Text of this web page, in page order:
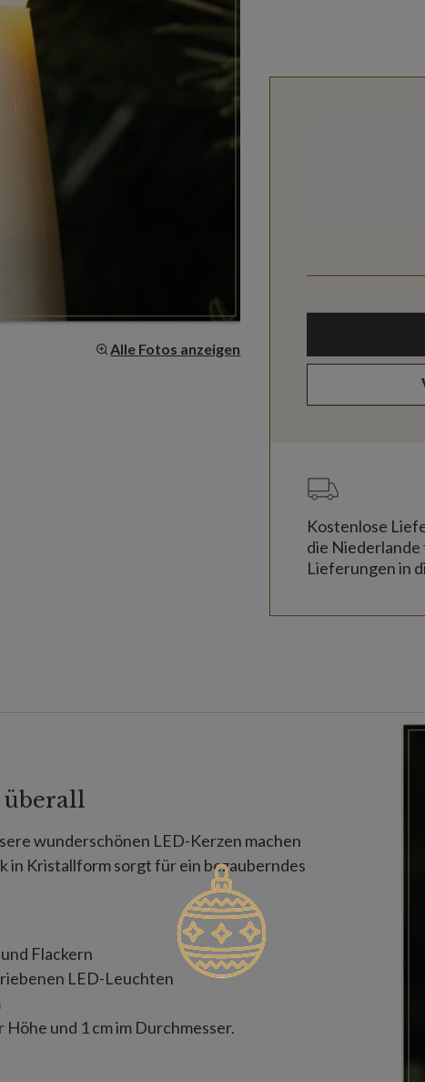
Alle Fotos anzeigen
Kostenlose
die
Lieferungen in
wunderschönen LED-Kerzen machen
in Kristallform sorgt für ein bezauberndes
Flackern
LED-Leuchten
Höhe und 1 cm im Durchmesser.
Batterie (im Lieferumfang enthalten).